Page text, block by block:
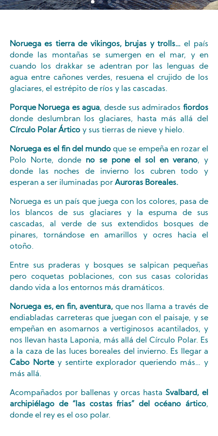
Noruega es tierra de vikingos, brujas y trolls… el país
donde las montañas se sumergen en el mar, y en
cuando los drakkar se adentran por las lenguas de
agua entre cañones verdes, resuena el crujido de los
glaciares, el estrépito de ríos y las cascadas.
Porque Noruega es agua, desde sus admirados fiordos
donde deslumbran los glaciares, hasta más allá del
Círculo Polar Ártico y sus tierras de nieve y hielo.
Noruega es el fin del mundo que se empeña en rozar el
Polo Norte, donde no se pone el sol en verano, y
donde las noches de invierno los cubren todo y
esperan a ser iluminadas por Auroras Boreales.
Noruega es un país que juega con los colores, pasa de
los blancos de sus glaciares y la espuma de sus
cascadas, al verde de sus extendidos bosques de
pinares, tornándose en amarillos y ocres hacia el
otoño.
Entre sus praderas y bosques se salpican pequeñas
pero coquetas poblaciones, con sus casas coloridas
dando vida a los entornos más dramáticos.
Noruega es, en fin, aventura, que nos llama a través de
endiabladas carreteras que juegan con el paisaje, y se
empeñan en asomarnos a vertiginosos acantilados, y
nos llevan hasta Laponia, más allá del Círculo Polar. Es
a la caza de las luces boreales del invierno. Es llegar a
Cabo Nortey sentirte explorador queriendo más… y
más allá.
Acompañados por ballenas y orcas hasta Svalbard, el
archipiélago de “las costas frias” del océano ártico,
donde el rey es el oso polar.